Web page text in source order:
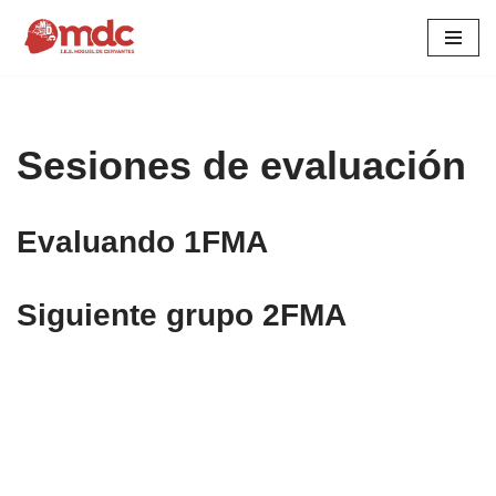
Saltar
Sesiones de evaluación
Evaluando 1FMA
Siguiente grupo 2FMA